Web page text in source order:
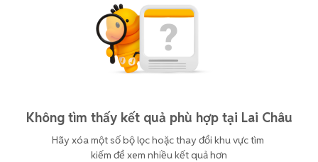
Không tìm thấy kết quả phù hợp tại Lai Châu
Hãy xóa một số bộ lọc hoặc thay đổi khu vực tìm
kiếm để xem nhiều kết quả hơn